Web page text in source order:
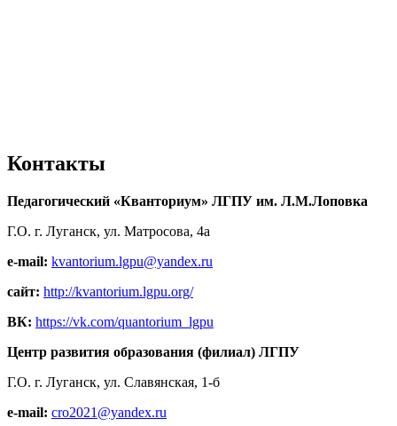
Контакты
Педагогический «Кванториум» ЛГПУ им. Л.М.Лоповка
Г.О. г. Луганск, ул. Матросова, 4а
e-mail: kvantorium.lgpu@yandex.ru
сайт: http://kvantorium.lgpu.org/
ВК: https://vk.com/quantorium_lgpu
Центр развития образования (филиал) ЛГПУ
Г.О. г. Луганск, ул. Славянская, 1-б
e-mail: cro2021@yandex.ru